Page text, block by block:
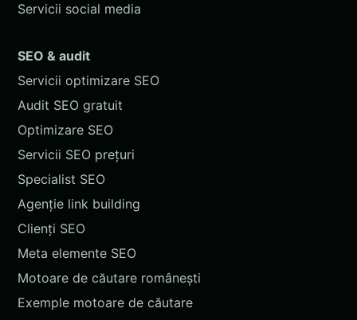
Servicii social media
SEO & audit
Servicii optimizare SEO
Audit SEO gratuit
Optimizare SEO
Servicii SEO prețuri
Specialist SEO
Agenție link building
Clienți SEO
Meta elemente SEO
Motoare de căutare românești
Exemple motoare de căutare